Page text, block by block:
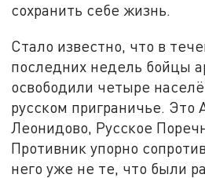
сохранить себе жизнь.
Стало известно, что в
последних недель бойцы
освободили четыре
русском приграничье. Это
Леонидово, Русское
Противник упорно
него уже не те, что были